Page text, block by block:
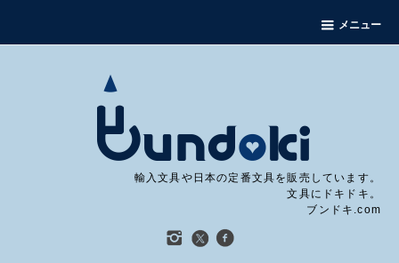
メニュー
輸入文具や日本の定番文具を販売しています。
文具にドキドキ。
ブンドキ.com